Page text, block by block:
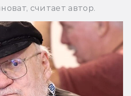
считает автор.